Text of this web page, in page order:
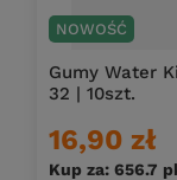
NOWOŚĆ
Gumy Water
32 | 10szt.
16,90 zł
Kup za: 656.7